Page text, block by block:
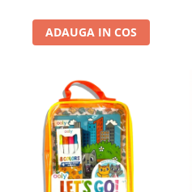
ADAUGA IN COS